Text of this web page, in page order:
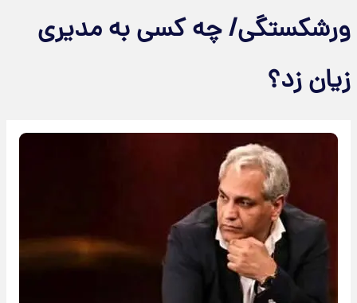
ورشکستگی/ چه کسی به مدیری
زیان زد؟